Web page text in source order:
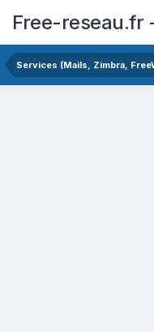
Free-reseau.fr
Services (Mails, Zimbra,